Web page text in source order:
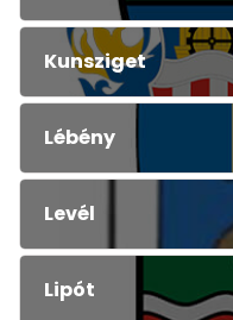
Kunsziget
Lébény
Levél
Lipót